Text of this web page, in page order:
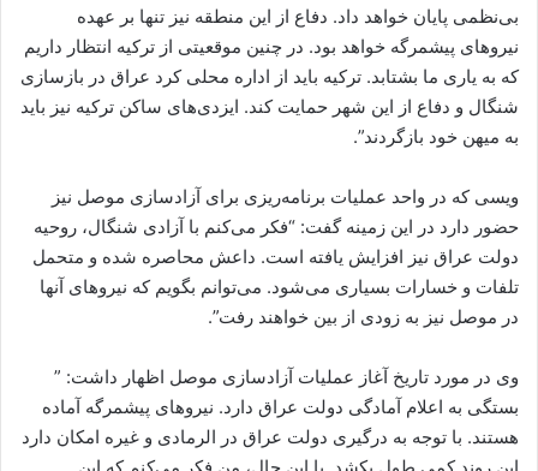
بی‌نظمی پایان خواهد داد. دفاع از این منطقه نیز تنها بر عهده
نیروهای پیشمرگه خواهد بود. در چنین موقعیتی از ترکیه انتظار داریم
که به یاری ما بشتابد. ترکیه باید از اداره محلی کرد عراق در بازسازی
شنگال و دفاع از این شهر حمایت کند. ایزدی‌های ساکن ترکیه نیز باید
به میهن خود بازگردند”.
ویسی که در واحد عملیات برنامه‌ریزی برای آزادسازی موصل نیز
حضور دارد در این زمینه گفت: “فکر می‌کنم با آزادی شنگال، روحیه
دولت عراق نیز افزایش یافته است. داعش محاصره شده و متحمل
تلفات و خسارات بسیاری می‌شود. می‌توانم بگویم که نیروهای آنها
در موصل نیز به زودی از بین خواهند رفت”.
وی در مورد تاریخ آغاز عملیات آزادسازی موصل اظهار داشت: ”
بستگی به اعلام آمادگی دولت عراق دارد. نیروهای پیشمرگه آماده
هستند. با توجه به درگیری دولت عراق در الرمادی و غیره امکان دارد